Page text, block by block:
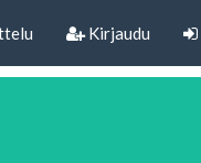
Kirjaudu